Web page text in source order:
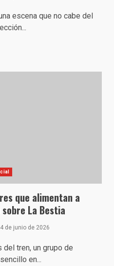
escena que no cabe del
que alimentan a
La Bestia
de junio de 2026
del tren, un grupo de
en...